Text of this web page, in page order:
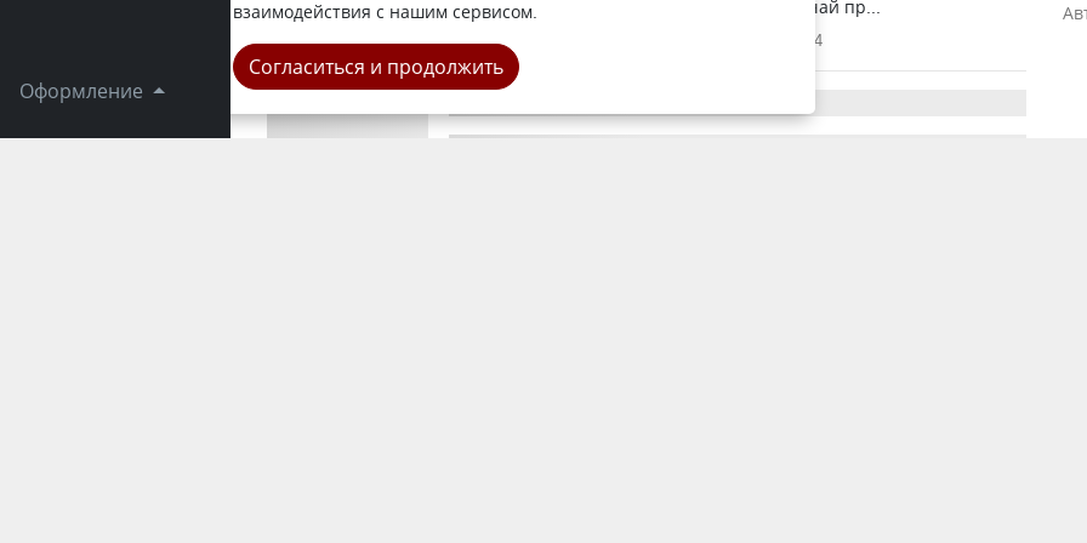
Оформление
корреспондент YK-news.kz. Летальный случай пр...
Область 2744
взаимодействия с нашим сервисом.
Согласиться и продолжить